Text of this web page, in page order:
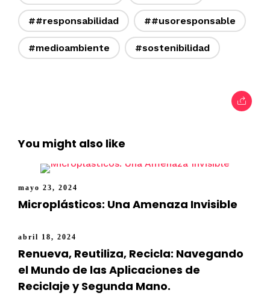
##responsabilidad ##usoresponsable
#medioambiente #sostenibilidad
You might also like
mayo 23, 2024
Microplásticos: Una Amenaza Invisible
abril 18, 2024
Renueva, Reutiliza, Recicla: Navegando
el Mundo de las Aplicaciones de
Reciclaje y Segunda Mano.